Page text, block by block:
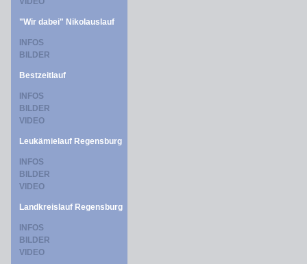
"Wir dabei" Nikolauslauf
INFOS
BILDER
Bestzeitlauf
INFOS
BILDER
VIDEO
Leukämielauf Regensburg
INFOS
BILDER
VIDEO
Landkreislauf Regensburg
INFOS
BILDER
VIDEO